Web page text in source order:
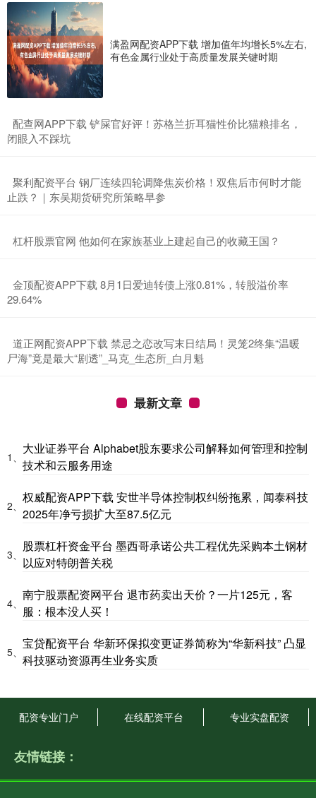
满盈网配资APP下载 增加值年均增长5%左右,
有色金属行业处于高质量发展关键时期
​配查网APP下载 铲屎官好评！苏格兰折耳猫性价比猫粮排名，
闭眼入不踩坑
​聚利配资平台 钢厂连续四轮调降焦炭价格！双焦后市何时才能
止跌？｜东吴期货研究所策略早参
​杠杆股票官网 他如何在家族基业上建起自己的收藏王国？
​金顶配资APP下载 8月1日爱迪转债上涨0.81%，转股溢价率
29.64%
​道正网配资APP下载 禁忌之恋改写末日结局！灵笼2终集“温暖
尸海”竟是最大“剧透”_马克_生态所_白月魁
最新文章
1、
大业证券平台 Alphabet股东要求公司解释如何管理和控制
技术和云服务用途
2、
权威配资APP下载 安世半导体控制权纠纷拖累，闻泰科技
2025年净亏损扩大至87.5亿元
3、
股票杠杆资金平台 墨西哥承诺公共工程优先采购本土钢材
以应对特朗普关税
4、
南宁股票配资网平台 退市药卖出天价？一片125元，客
服：根本没人买！
5、
宝贷配资平台 华新环保拟变更证券简称为“华新科技” 凸显
科技驱动资源再生业务实质
配资专业门户 在线配资平台 专业实盘配资
友情链接：